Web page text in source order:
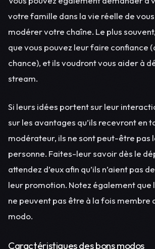
votre famille dans la vie réelle de
modérer votre chaîne. Le plus
que vous pouvez leur faire confiance
chance), et ils voudront vous aider à
stream.
Si leurs idées portent sur leur
sur les avantages qu’ils recevront en
modérateur, ils ne sont peut-être pas
personne. Faites-leur savoir dès le
attendez d’eux afin qu’ils n’aient pas
leur promotion. Notez également que
ne peuvent pas être à la fois membre
modo.
Caractéristiques des bons modos